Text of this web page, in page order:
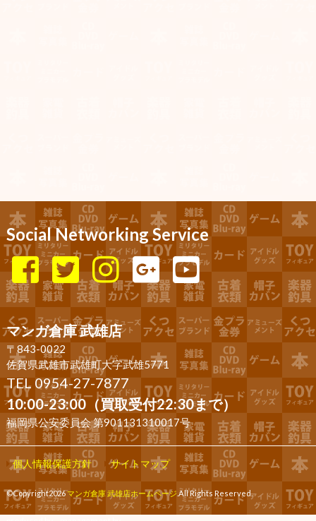
Social Networking Service
マンガ倉庫 武雄店
〒843-0022
佐賀県武雄市武雄町大字武雄5771
TEL 0954-27-7877
10:00-23:00（買取受付22:30まで）
福岡県公安委員会 第901131310017号
個人情報保護方針 サイトマップ
©Copyright2026マンガ倉庫 武雄店ホームページ .All Rights Reserved.